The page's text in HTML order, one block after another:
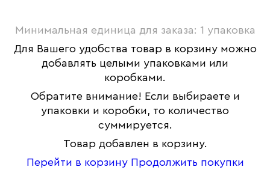
Минимальная единица для заказа: 1 упаковка
Для Вашего удобства товар в корзину можно
добавлять целыми упаковками или
коробками.
Обратите внимание! Если выбираете и
упаковки и коробки, то количество
суммируется.
Товар добавлен в корзину.
Перейти в корзину Продолжить покупки